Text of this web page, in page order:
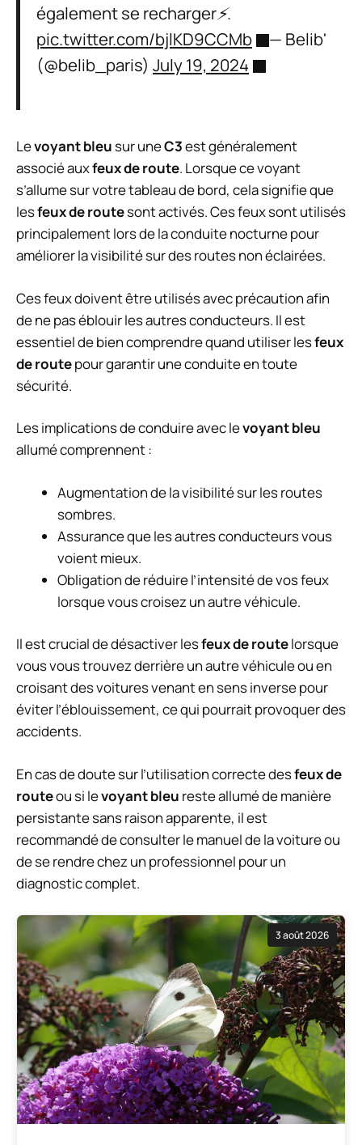
également se recharger⚡️.
pic.twitter.com/bjlKD9CCMb
— Belib'
(@belib_paris) July 19, 2024
Levoyant bleusur uneC3est généralement
associé auxfeux de route. Lorsque ce voyant
s’allume sur votre tableau de bord, cela signifie que
lesfeux de routesont activés. Ces feux sont utilisés
principalement lors de la conduite nocturne pour
améliorer la visibilité sur des routes non éclairées.
Ces feux doivent être utilisés avec précaution afin
de ne pas éblouir les autres conducteurs. Il est
essentiel de bien comprendre quand utiliser lesfeux
de routepour garantir une conduite en toute
sécurité.
Les implications de conduire avec levoyant bleu
allumé comprennent :
Augmentation de la visibilité sur les routes
sombres.
Assurance que les autres conducteurs vous
voient mieux.
Obligation de réduire l’intensité de vos feux
lorsque vous croisez un autre véhicule.
Il est crucial de désactiver lesfeux de routelorsque
vous vous trouvez derrière un autre véhicule ou en
croisant des voitures venant en sens inverse pour
éviter l’éblouissement, ce qui pourrait provoquer des
accidents.
En cas de doute sur l’utilisation correcte desfeux de
routeou si levoyant bleu reste allumé de manière
persistante sans raison apparente, il est
recommandé de consulter le manuel de la voiture ou
de se rendre chez un professionnel pour un
diagnostic complet.
3 août 2026